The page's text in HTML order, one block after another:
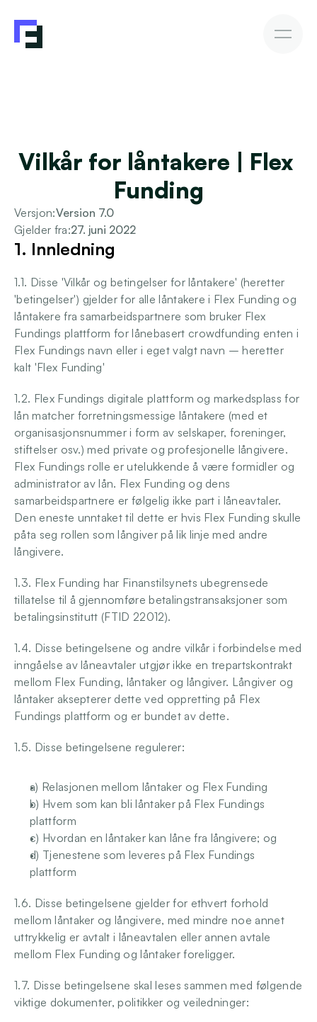
Finansiering
Kunnskap
Bli investor
Logg inn
Vilkår for låntakere | Flex
Funding
Versjon:Version 7.0
Gjelder fra:27. juni 2022
1. Innledning
1.1. Disse 'Vilkår og betingelser for låntakere' (heretter
'betingelser') gjelder for alle låntakere i Flex Funding og
låntakere fra samarbeidspartnere som bruker Flex
Fundings plattform for lånebasert crowdfunding enten i
Flex Fundings navn eller i eget valgt navn – heretter
kalt 'Flex Funding'
1.2. Flex Fundings digitale plattform og markedsplass for
lån matcher forretningsmessige låntakere (med et
organisasjonsnummer i form av selskaper, foreninger,
stiftelser osv.) med private og profesjonelle långivere.
Flex Fundings rolle er utelukkende å være formidler og
administrator av lån. Flex Funding og dens
samarbeidspartnere er følgelig ikke part i låneavtaler.
Den eneste unntaket til dette er hvis Flex Funding skulle
påta seg rollen som långiver på lik linje med andre
långivere.
1.3. Flex Funding har Finanstilsynets ubegrensede
tillatelse til å gjennomføre betalingstransaksjoner som
betalingsinstitutt (FTID 22012).
1.4. Disse betingelsene og andre vilkår i forbindelse med
inngåelse av låneavtaler utgjør ikke en trepartskontrakt
mellom Flex Funding, låntaker og långiver. Långiver og
låntaker aksepterer dette ved oppretting på Flex
Fundings plattform og er bundet av dette.
1.5. Disse betingelsene regulerer:
a) Relasjonen mellom låntaker og Flex Funding
b) Hvem som kan bli låntaker på Flex Fundings
plattform
c) Hvordan en låntaker kan låne fra långivere; og
d) Tjenestene som leveres på Flex Fundings
plattform
1.6. Disse betingelsene gjelder for ethvert forhold
mellom låntaker og långivere, med mindre noe annet
uttrykkelig er avtalt i låneavtalen eller annen avtale
mellom Flex Funding og låntaker foreligger.
1.7. Disse betingelsene skal leses sammen med følgende
viktige dokumenter, politikker og veiledninger: